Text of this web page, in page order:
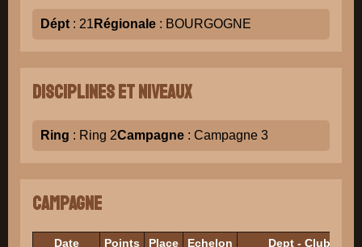
Dépt : 21 Régionale : BOURGOGNE
Disciplines et niveaux
Ring : Ring 2Campagne : Campagne 3
Campagne
Date Points Place Echelon Dept - Club